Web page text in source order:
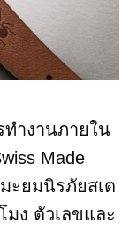
ทำงานภายใน
Made
ะยมนิรภัยสเต
ง ตัวเลขและ